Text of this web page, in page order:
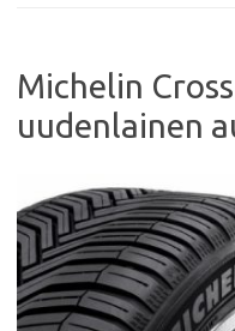
Michelin
uudenlainen